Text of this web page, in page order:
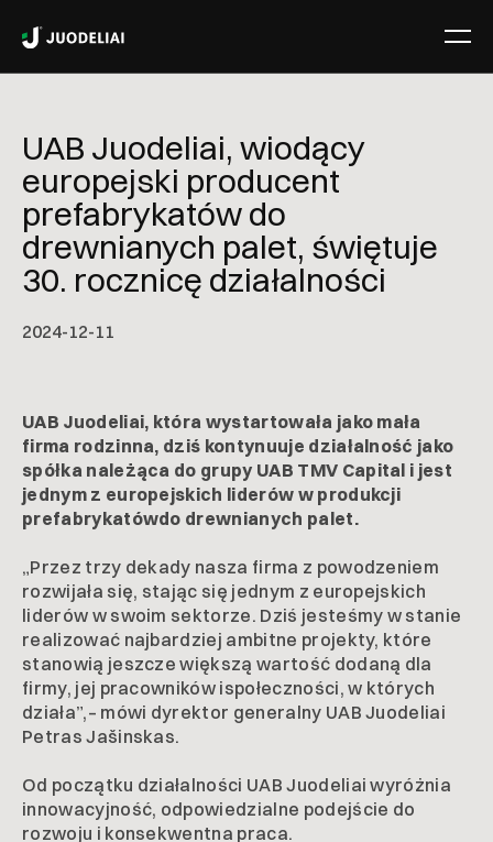
UAB Juodeliai, wiodący
europejski producent
prefabrykatów do
drewnianych palet, świętuje
30. rocznicę działalności
2024-12-11
UAB Juodeliai, która wystartowała jako mała
firma rodzinna, dziś kontynuuje działalność jako
spółka należąca do grupy UAB TMV Capital i jest
jednym z europejskich liderów w produkcji
prefabrykatówdo drewnianych palet.
„Przez trzy dekady nasza firma z powodzeniem
rozwijała się, stając się jednym z europejskich
liderów w swoim sektorze. Dziś jesteśmy w stanie
realizować najbardziej ambitne projekty, które
stanowią jeszcze większą wartość dodaną dla
firmy, jej pracowników ispołeczności, w których
działa”,– mówi dyrektor generalny UAB Juodeliai
Petras Jašinskas.
Od początku działalności UAB Juodeliai wyróżnia
innowacyjność, odpowiedzialne podejście do
rozwoju i konsekwentna praca.